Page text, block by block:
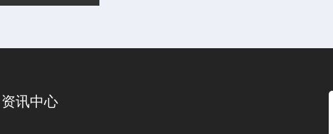
资讯中心